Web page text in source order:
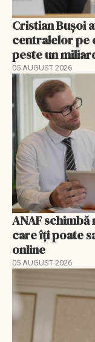
Cristian Bușoi
centralelor pe
peste un
05 AUGUST 2026
ANAF
care îți poate
online
05 AUGUST 2026